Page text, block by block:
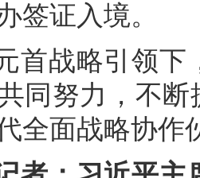
签证入境。
首战略引领下
同努力，不
全面战略协作